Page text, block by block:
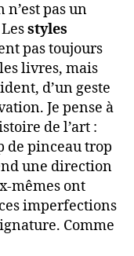
pas un
styles
pas toujours
livres, mais
d’un geste
Je pense à
de l’art :
de pinceau trop
une direction
mêmes ont
imperfections
Comme